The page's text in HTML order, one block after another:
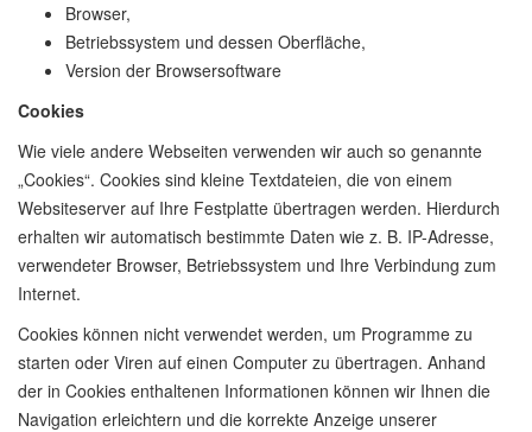
Browser,
Betriebssystem und dessen Oberfläche,
Version der Browsersoftware
Cookies
Wie viele andere Webseiten verwenden wir auch so genannte
„Cookies“. Cookies sind kleine Textdateien, die von einem
Websiteserver auf Ihre Festplatte übertragen werden. Hierdurch
erhalten wir automatisch bestimmte Daten wie z. B. IP-Adresse,
verwendeter Browser, Betriebssystem und Ihre Verbindung zum
Internet.
Cookies können nicht verwendet werden, um Programme zu
starten oder Viren auf einen Computer zu übertragen. Anhand
der in Cookies enthaltenen Informationen können wir Ihnen die
Navigation erleichtern und die korrekte Anzeige unserer